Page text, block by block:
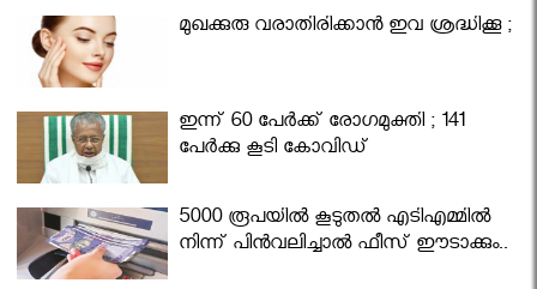
മുഖക്കുരു വരാതിരിക്കാന്‍ ഇവ ശ്രദ്ധിക്കൂ ;
ഇന്ന് 60 പേർക്ക് രോഗമുക്തി ; 141
പേര്‍ക്കു കൂടി കോവിഡ്
5000 രൂപയിൽ കൂടുതൽ എടിഎമ്മിൽ
നിന്ന് പിൻവലിച്ചാൽ ഫീസ് ഈടാക്കും..